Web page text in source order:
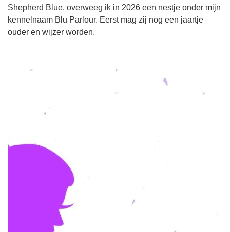
Shepherd Blue, overweeg ik in 2026 een nestje onder mijn
kennelnaam Blu Parlour. Eerst mag zij nog een jaartje
ouder en wijzer worden.